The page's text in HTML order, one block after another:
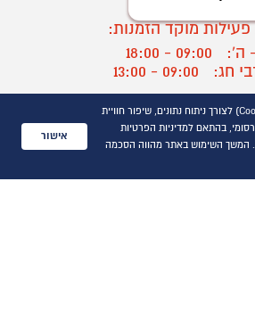
מוקד הזמנות:
ה':
09:00 - 18:00
חג:
09:00 - 13:00
ד':
09:00 - 16:30
:
09:00 - 16:00
אתר זה משתמש בעוגיות (Cookies) לצורך ניתוח נתונים, שיפור חוויית
בהתאם למדיניות הפרטיות
. המשך השימוש באתר מהווה הסכמה
אישור